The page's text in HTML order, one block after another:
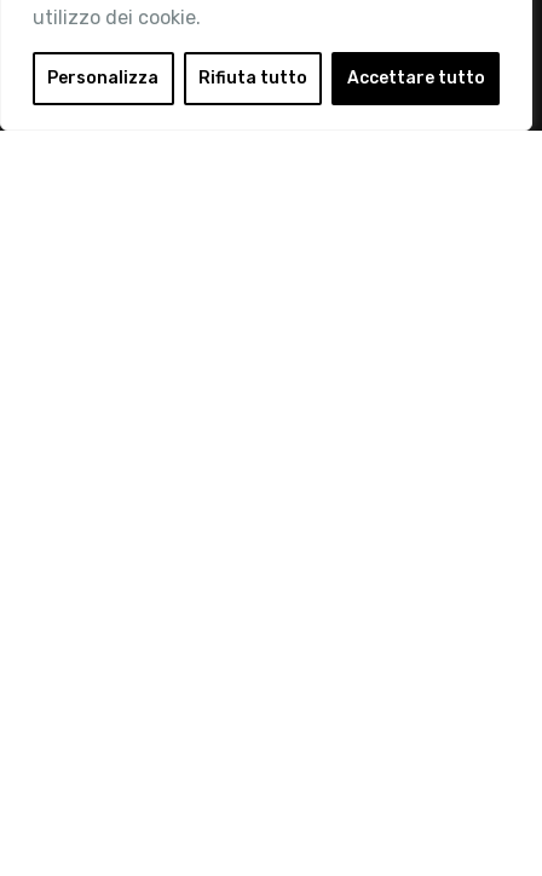
utilizzo dei cookie.
Personalizza Rifiuta tutto Accettare tutto
Area Riservata
Login
Diventa Socio